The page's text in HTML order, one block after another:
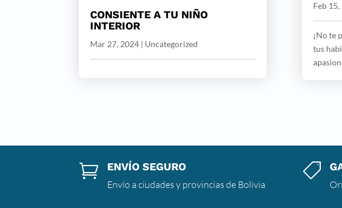
CONSIENTE A TU NIÑO
INTERIOR
Mar 27, 2024 | Uncategorized
Feb
¡No te
tus
 ENVÍO SEGURO
Envío a ciudades y provincias de Bolivia
